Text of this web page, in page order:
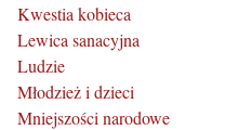
Kwestia kobieca
Lewica sanacyjna
Ludzie
Młodzież i dzieci
Mniejszości narodowe